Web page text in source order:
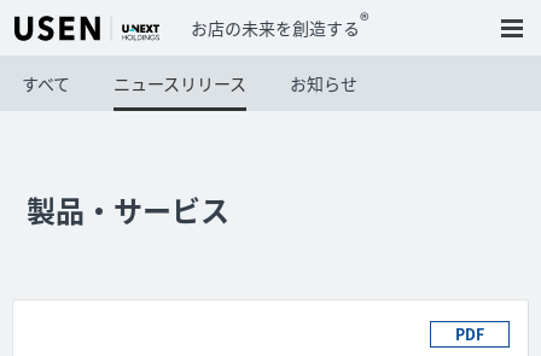
お店の未来を創造する®
すべて ニュースリリース お知らせ
製品・サービス
PDF